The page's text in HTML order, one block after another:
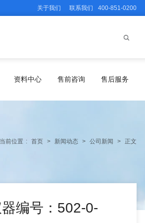
关于我们 联系我们 400-851-0200
资料中心 售前咨询 售后服务
当前位置 : 首页 > 新闻动态 > 公司新闻 > 正文
编号：502-0-